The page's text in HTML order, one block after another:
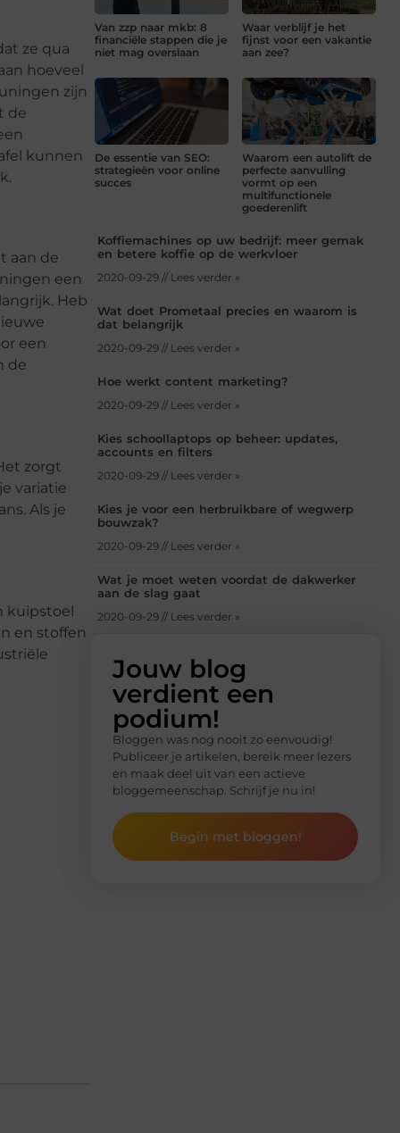
ze qua
hoeveel
zijn
de
kunnen
aan de
een
Heb
een
de
zorgt
variatie
Als je
kuipstoel
en stoffen
Van zzp naar mkb: 8
financiële stappen die je
niet mag overslaan
Waar verblijf je het
fijnst voor een vakantie
aan zee?
De essentie van SEO:
strategieën voor online
succes
Waarom een autolift de
perfecte aanvulling
vormt op een
multifunctionele
goederenlift
Koffiemachines op uw bedrijf: meer gemak
en betere koffie op de werkvloer
2020-09-29 // Lees verder »
Wat doet Prometaal precies en waarom is
dat belangrijk
2020-09-29 // Lees verder »
Hoe werkt content marketing?
2020-09-29 // Lees verder »
Kies schoollaptops op beheer: updates,
accounts en filters
2020-09-29 // Lees verder »
Kies je voor een herbruikbare of wegwerp
bouwzak?
2020-09-29 // Lees verder »
Wat je moet weten voordat de dakwerker
aan de slag gaat
2020-09-29 // Lees verder »
Jouw blog
verdient een
podium!
Bloggen was nog nooit zo eenvoudig!
Publiceer je artikelen, bereik meer lezers
en maak deel uit van een actieve
bloggemeenschap. Schrijf je nu in!
Begin met bloggen!